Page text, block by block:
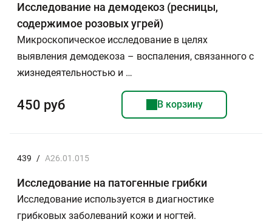
Исследование на демодекоз (ресницы,
содержимое розовых угрей)
Микроскопическое исследование в целях
выявления демодекоза – воспаления, связанного с
жизнедеятельностью и …
450 руб В корзину
439 / A26.01.015
Исследование на патогенные грибки
Исследование используется в диагностике
грибковых заболеваний кожи и ногтей.